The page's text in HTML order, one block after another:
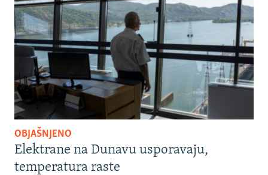
OBJAŠNJENO
Elektrane na Dunavu usporavaju,
temperatura raste